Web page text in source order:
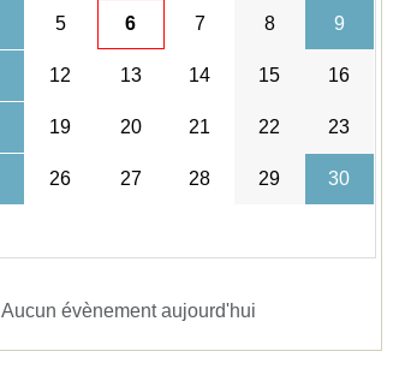
5 6 7 8 9
12 13 14 15 16
19 20 21 22 23
26 27 28 29 30
Aucun évènement aujourd'hui